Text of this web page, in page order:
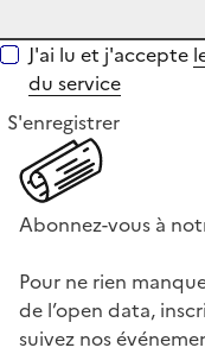
J'ai lu et j'accepte
du service
S'enregistrer
Abonnez-vous à
Pour ne rien
de l’open data,
suivez nos